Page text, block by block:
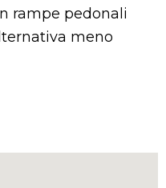
rampe pedonali
meno